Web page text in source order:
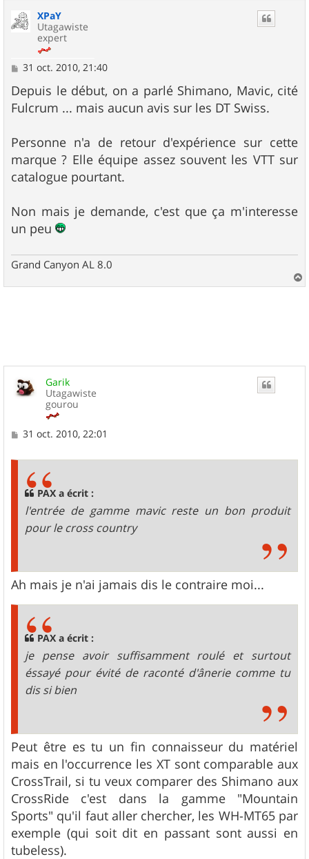
XPaY
Utagawiste
expert
M
s
s
a
31 oct. 2010, 21:40
Depuis le début, on a parlé Shimano, Mavic, cité
Fulcrum ... mais aucun avis sur les DT Swiss.
Personne n'a de retour d'expérience sur cette
marque ? Elle équipe assez souvent les VTT sur
catalogue pourtant.
Non mais je demande, c'est que ça m'interesse
un peu
Grand Canyon AL 8.0
a
Garik
Utagawiste
gourou
M
31 oct. 2010, 22:01
PAX a écrit :
l'entrée de gamme mavic reste un bon produit
pour le cross country
Ah mais je n'ai jamais dis le contraire moi...
PAX a écrit :
je pense avoir suffisamment roulé et surtout
éssayé pour évité de raconté d'ânerie comme tu
dis si bien
Peut être es tu un fin connaisseur du matériel
mais en l'occurrence les XT sont comparable aux
CrossTrail, si tu veux comparer des Shimano aux
CrossRide c'est dans la gamme "Mountain
Sports" qu'il faut aller chercher, les WH-MT65 par
exemple (qui soit dit en passant sont aussi en
tubeless).